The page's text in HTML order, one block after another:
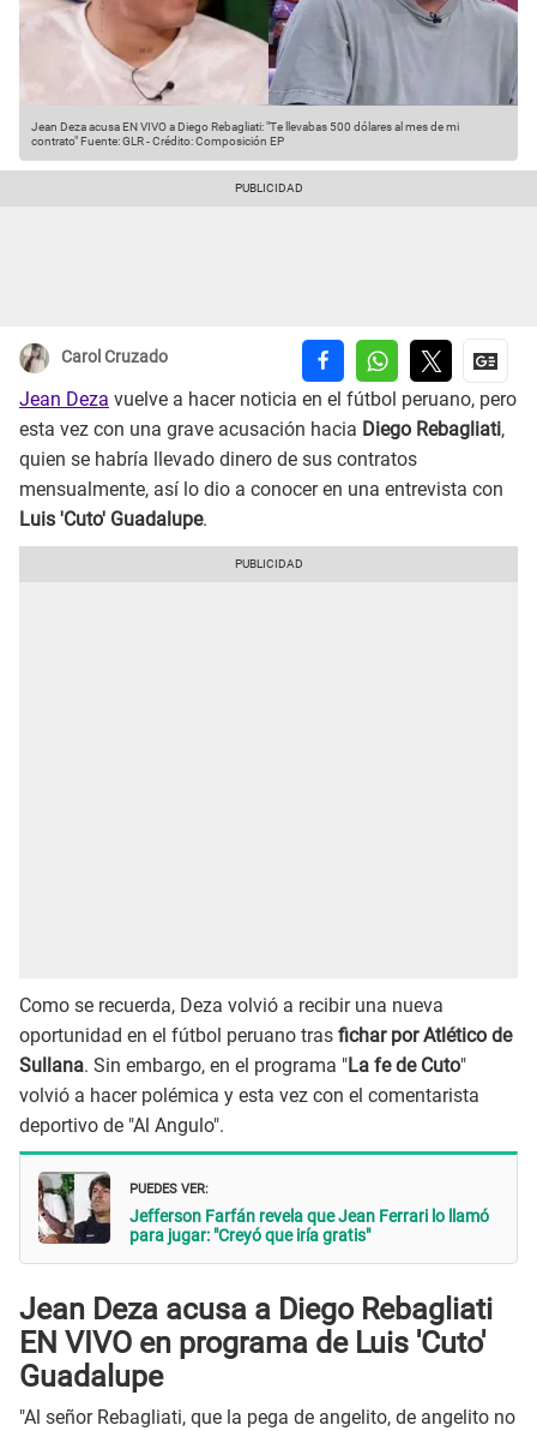
Jean Deza acusa EN VIVO a Diego Rebagliati: "Te llevabas 500 dólares al mes de mi
contrato"Fuente: GLR-Crédito: Composición EP
Carol Cruzado
Jean Deza vuelve a hacer noticia en el fútbol peruano, pero
esta vez con una grave acusación hacia Diego Rebagliati,
quien se habría llevado dinero de sus contratos
mensualmente, así lo dio a conocer en una entrevista con
Luis 'Cuto' Guadalupe.
Como se recuerda, Deza volvió a recibir una nueva
oportunidad en el fútbol peruano tras fichar por Atlético de
Sullana. Sin embargo, en el programa "La fe de Cuto"
volvió a hacer polémica y esta vez con el comentarista
deportivo de "Al Angulo".
PUEDES VER:
Jefferson Farfán revela que Jean Ferrari lo llamó
para jugar: "Creyó que iría gratis"
Jean Deza acusa a Diego Rebagliati
EN VIVO en programa de Luis 'Cuto'
Guadalupe
"Al señor Rebagliati, que la pega de angelito, de angelito no